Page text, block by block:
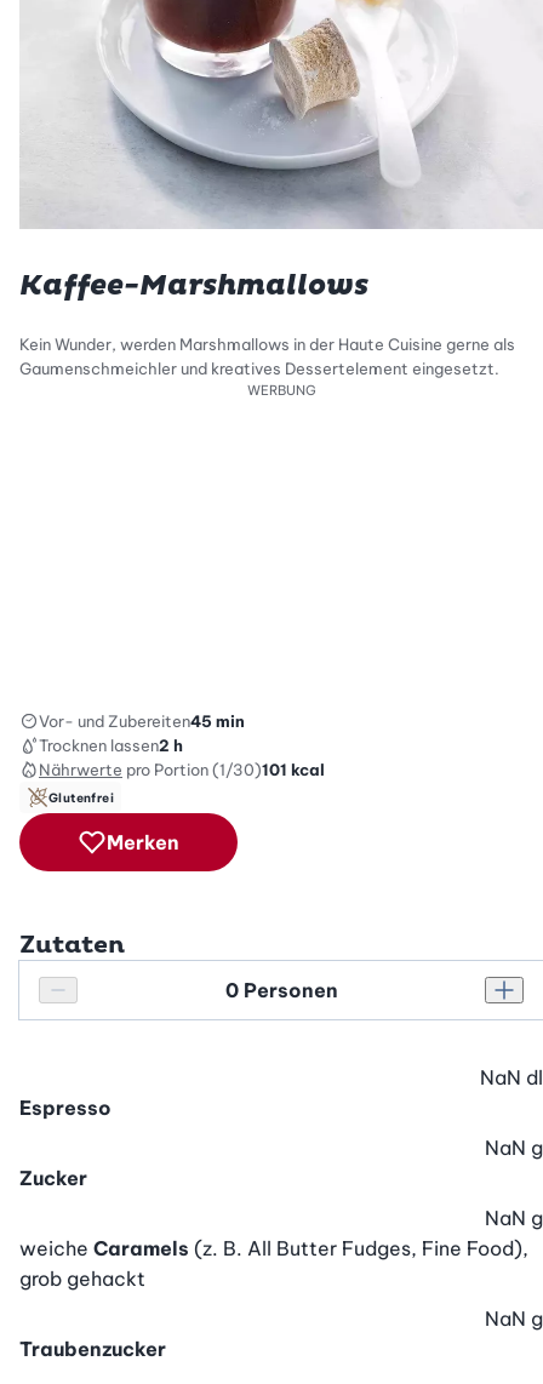
Kaffee-Marshmallows
Kein Wunder, werden Marshmallows in der Haute Cuisine gerne als
Gaumenschmeichler und kreatives Dessertelement eingesetzt.
WERBUNG
Vor- und Zubereiten45 min
Trocknen lassen2 h
Nährwerte pro Portion (1/30)101 kcal
Glutenfrei
Merken
Zutaten
Personenanzahl verringern
Personenanzahl
Espresso
NaN dl
Zucker
NaN g
weiche Caramels (z. B. All Butter Fudges, Fine Food),
grob gehackt
NaN g
Traubenzucker
NaN g